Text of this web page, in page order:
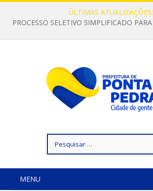
ÚLTIMAS ATUALIZAÇÕES:
por:
MENU